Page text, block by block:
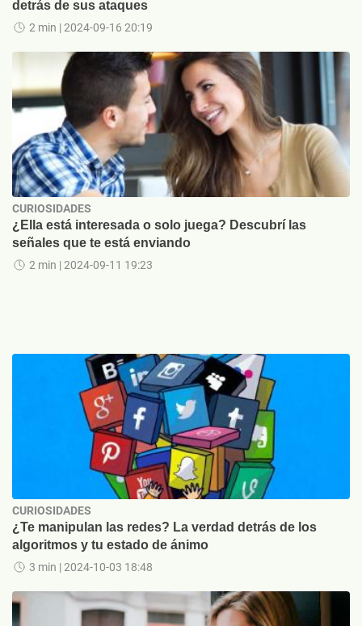
detrás de sus ataques
2 min | 2024-09-16 20:19
CURIOSIDADES
¿Ella está interesada o solo juega? Descubrí las
señales que te está enviando
2 min | 2024-09-11 19:23
CURIOSIDADES
¿Te manipulan las redes? La verdad detrás de los
algoritmos y tu estado de ánimo
3 min | 2024-10-03 18:48